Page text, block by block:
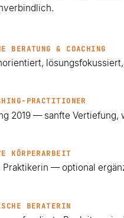
BERATUNG & COACHING
PRACTITIONER
2019 — sanfte Vertiefung,
KÖRPERARBEIT
Praktikerin — optional
BERATERIN